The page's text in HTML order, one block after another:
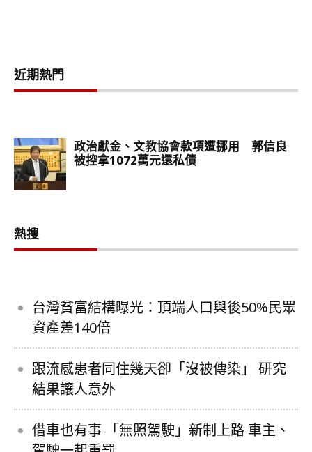
近期熱門
熱搜
台灣貧富結構曝光：頂端人口與後50%民眾
資產差140倍
跟流感患者同住幾天卻「沒被傳染」 研究
結果讓人意外
借車也有事 「無照駕駛」新制上路 車主、